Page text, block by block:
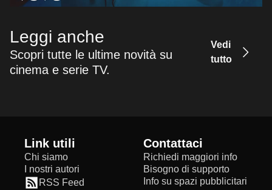
Leggi anche
Scopri tutte le ultime novità su
cinema e serie TV.
Vedi
tutto
Link utili
Chi siamo
I nostri autori
RSS Feed
Contattaci
Richiedi maggiori info
Bisogno di supporto
Info su spazi pubblicitari